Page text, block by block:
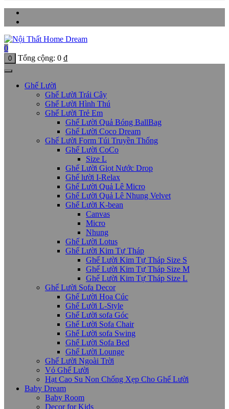
0
0 Tổng cộng: 0 ₫
Ghế Lười
Ghế Lười Trái Cây
Ghế Lười Hình Thú
Ghế Lười Trẻ Em
Ghế Lười Quả Bóng BallBag
Ghế Lười Coco Dream
Ghế Lười Form Túi Truyền Thống
Ghế Lười CoCo
Size L
Ghế Lười Giọt Nước Drop
Ghế lười I-Relax
Ghế Lười Quả Lê Micro
Ghế Lười Quả Lê Nhung Velvet
Ghế Lười K-bean
Canvas
Micro
Nhung
Ghế Lười Lotus
Ghế Lười Kim Tự Tháp
Ghế Lười Kim Tự Tháp Size S
Ghế Lười Kim Tự Tháp Size M
Ghế Lười Kim Tự Tháp Size L
Ghế Lười Sofa Decor
Ghế Lười Hoa Cúc
Ghế Lười L-Style
Ghế Lười sofa Góc
Ghế Lười Sofa Chair
Ghế Lười sofa Swing
Ghế Lười Sofa Bed
Ghế Lười Lounge
Ghế Lười Ngoài Trời
Vỏ Ghế Lười
Hạt Cao Su Non Chống Xẹp Cho Ghế Lười
Baby Dream
Baby Room
Decor for Kids